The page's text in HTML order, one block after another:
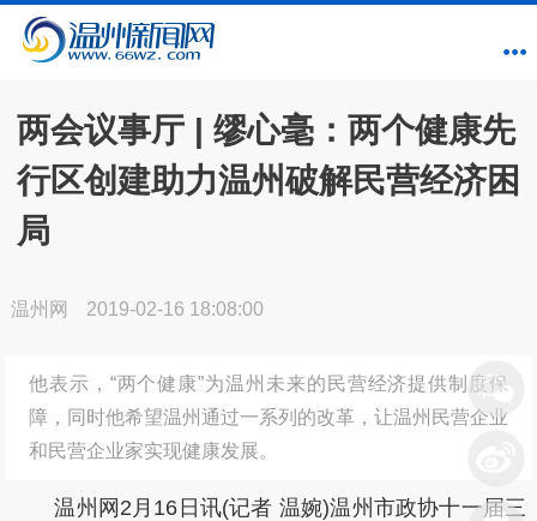
两会议事厅 | 缪心毫：两个健康先
行区创建助力温州破解民营经济困
局
温州网 2019-02-16 18:08:00
他表示，“两个健康”为温州未来的民营经济提供制度保
障，同时他希望温州通过一系列的改革，让温州民营企业
和民营企业家实现健康发展。
温州网2月16日讯(记者 温婉)温州市政协十一届三